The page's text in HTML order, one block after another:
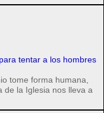
tentar a los hombres
tome forma humana,
de la Iglesia nos lleva a